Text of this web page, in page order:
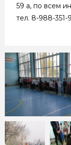
59 а, по всем
тел. 8-988-351-